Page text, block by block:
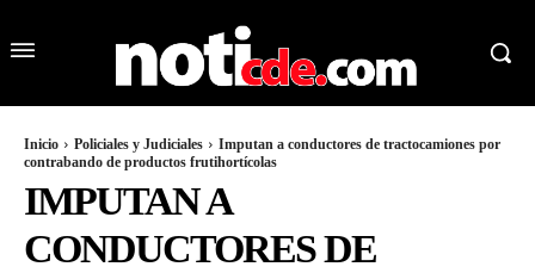
Inicio Policiales y Judiciales
Imputan a conductores de tractocamiones por
contrabando de productos frutihortícolas
IMPUTAN A
CONDUCTORES DE